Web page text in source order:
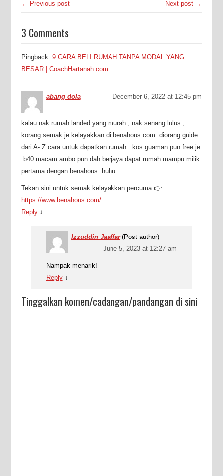
← Previous post Next post →
3 Comments
Pingback: 9 CARA BELI RUMAH TANPA MODAL YANG
BESAR | CoachHartanah.com
abang dola December 6, 2022 at 12:45 pm
kalau nak rumah landed yang murah , nak senang lulus ,
korang semak je kelayakkan di benahous.com .diorang guide
dari A- Z cara untuk dapatkan rumah ..kos guaman pun free je
.b40 macam ambo pun dah berjaya dapat rumah mampu milik
pertama dengan benahous..huhu
Tekan sini untuk semak kelayakkan percuma 👉
https://www.benahous.com/
Reply ↓
Izzuddin Jaaffar (Post author)
June 5, 2023 at 12:27 am
Nampak menarik!
Reply ↓
Tinggalkan komen/cadangan/pandangan di sini